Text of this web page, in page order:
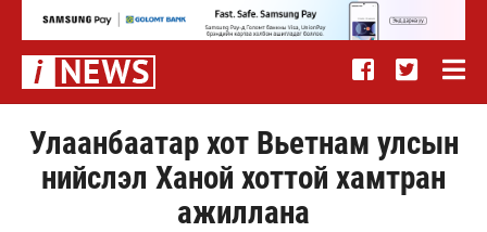
Улаанбаатар хот Вьетнам улсын
нийслэл Ханой хоттой хамтран
ажиллана